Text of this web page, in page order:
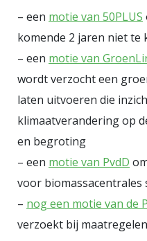
– een motie van 50PLUS
komende 2 jaren niet te
– een motie van
wordt verzocht een
laten uitvoeren die
klimaatverandering op
en begroting
– een motie van PvdD
voor biomassacentrales
– nog een motie van de
verzoekt bij